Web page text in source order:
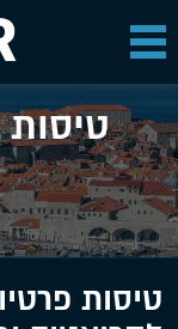
טיסות